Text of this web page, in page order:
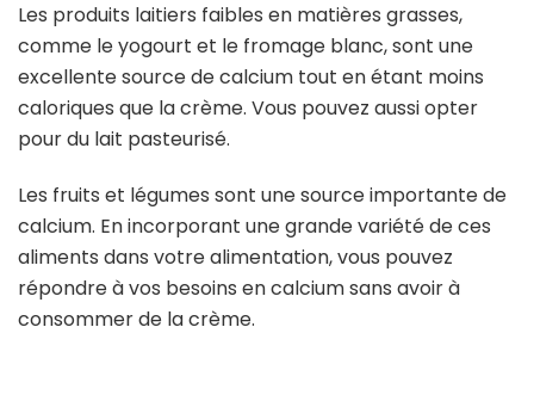
Les produits laitiers faibles en matières grasses,
comme le yogourt et le fromage blanc, sont une
excellente source de calcium tout en étant moins
caloriques que la crème. Vous pouvez aussi opter
pour du lait pasteurisé.
Les fruits et légumes sont une source importante de
calcium. En incorporant une grande variété de ces
aliments dans votre alimentation, vous pouvez
répondre à vos besoins en calcium sans avoir à
consommer de la crème.